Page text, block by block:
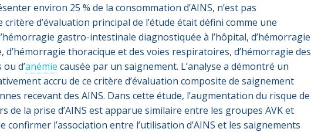
environ 25 % de la consommation d’AINS, n’est pas
critère d’évaluation principal de l’étude était défini comme une
gastro-intestinale diagnostiquée à l’hôpital, d’hémorragie
d’hémorragie thoracique et des voies respiratoires, d’hémorragie des
d’anémie causée par un saignement. L’analyse a démontré un
accru de ce critère d’évaluation composite de saignement
recevant des AINS. Dans cette étude, l’augmentation du risque de
de la prise d’AINS est apparue similaire entre les groupes AVK et
confirmer l’association entre l’utilisation d’AINS et les saignements